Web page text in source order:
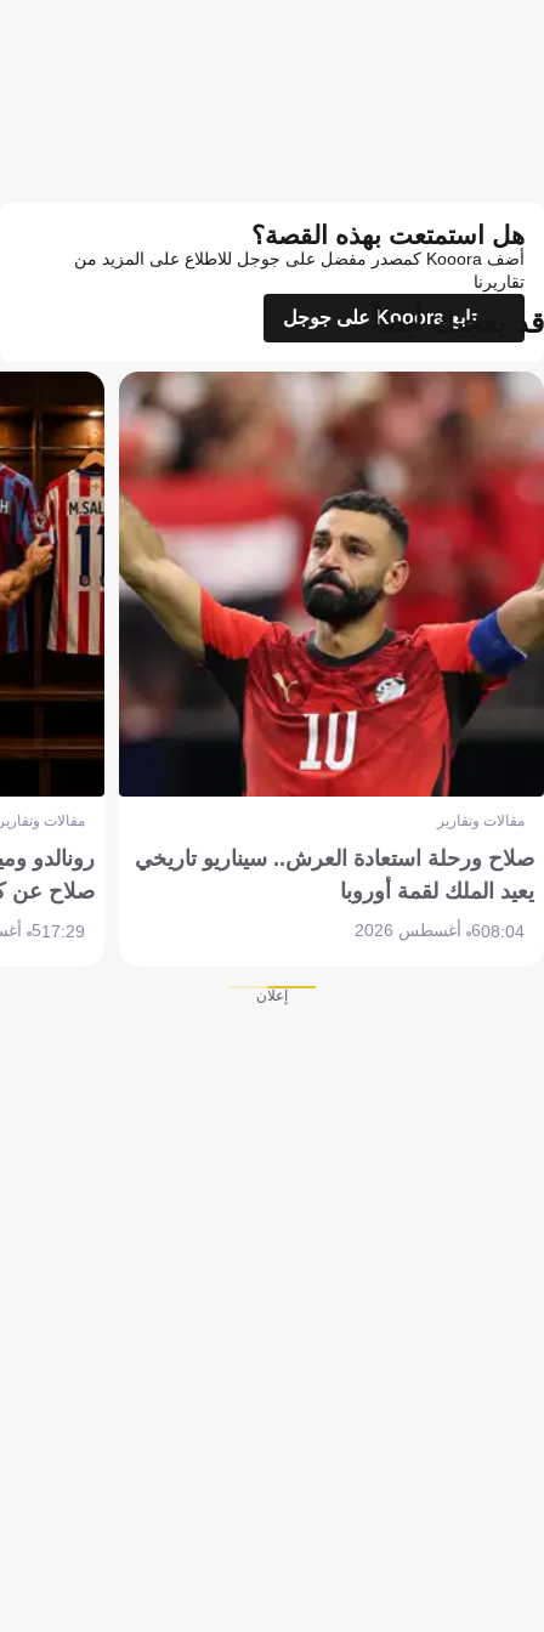
هل استمتعت بهذه القصة؟
أضف Kooora كمصدر مفضل على جوجل للاطلاع على المزيد من
تقاريرنا
تابع Kooora على جوجل
قد يعجبك أيضاً
مقالات وتقارير
صلاح ورحلة استعادة العرش.. سيناريو تاريخي
يعيد الملك لقمة أوروبا
08:046 أغسطس 2026
مقالات
رونالدو
صلاح عن
17:295 أغسطس 2026
إعلان